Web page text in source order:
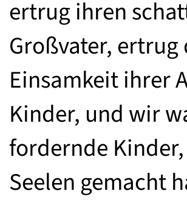
ertrug ihren
Großvater,
Einsamkeit ihrer
Kinder, und wir
fordernde
Seelen gemacht